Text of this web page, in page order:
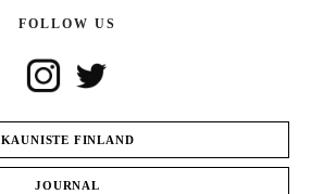
FOLLOW US
KAUNISTE FINLAND
JOURNAL